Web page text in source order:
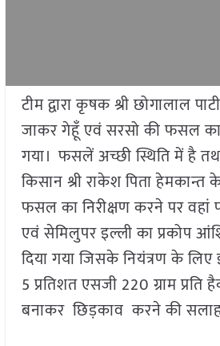
टीम द्वारा कृषक श्री छोगालाल
जाकर गेहूँ एवं सरसो की फसल का
गया। फसलें अच्छी स्थिति में है
किसान श्री राकेश पिता
फसल का निरीक्षण करने पर वहां
एवं सेमिलुपर इल्ली का प्रकोप
दिया गया जिसके नियंत्रण के
5 प्रतिशत एसजी 220 ग्राम प्रति
बनाकर छिड़काव करने की सलाह